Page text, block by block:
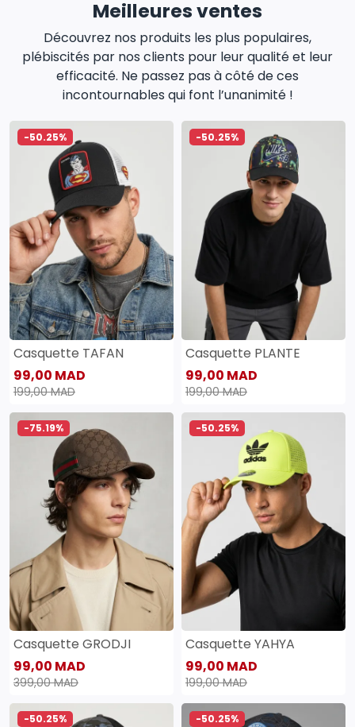
Meilleures ventes
Découvrez nos produits les plus populaires,
plébiscités par nos clients pour leur qualité et leur
efficacité. Ne passez pas à côté de ces
incontournables qui font l’unanimité !
-50.25%
Casquette TAFAN
99,00 MAD
199,00 MAD
-50.25%
Casquette PLANTE
99,00 MAD
199,00 MAD
-75.19%
Casquette GRODJI
99,00 MAD
399,00 MAD
-50.25%
Casquette YAHYA
99,00 MAD
199,00 MAD
-50.25% -50.25%